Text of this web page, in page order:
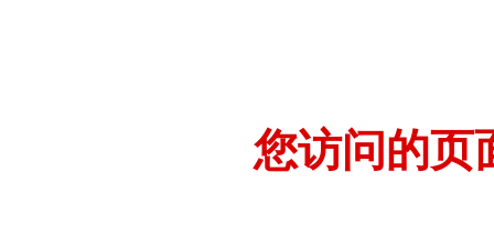
您访问的页